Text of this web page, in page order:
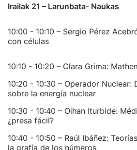
Irailak 21 – Larunbata- Naukas
10:00 - 10:10 – Sergio Pérez
con células
10:10 - 10:20 – Clara Grima:
10:20 - 10:30 – Operador Nuclear:
sobre la energía nuclear
10:30 - 10:40 – Oihan Iturbide:
¿presa fácil?
10:40 - 10:50 – Raúl Ibáñez:
la grafía de los números